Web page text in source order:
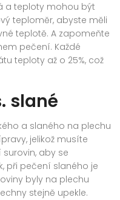
a teploty mohou být
teploměr, abyste měli
teplotě. A zapomeňte
pečení. Každé
teploty až o 25%, což
slané
a slaného na plechu
jelikož musíte
aby se
při pečení slaného je
byly na plechu
stejně upekle.